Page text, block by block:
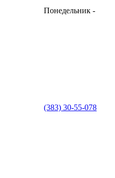
Понедельник -
(383) 30-55-078